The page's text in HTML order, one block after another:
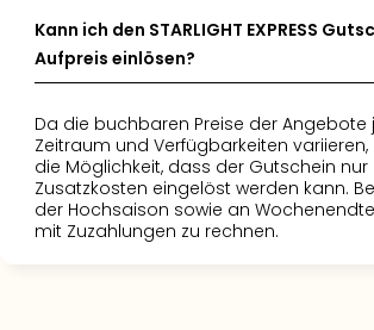
Kann ich den STARLIGHT EXPRESS
Aufpreis einlösen?
Da die buchbaren Preise der Angebote
Zeitraum und Verfügbarkeiten
die Möglichkeit, dass der Gutschein nur
Zusatzkosten eingelöst werden kann.
der Hochsaison sowie an
mit Zuzahlungen zu rechnen.